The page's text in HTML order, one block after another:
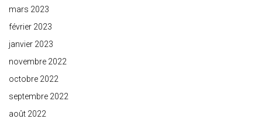
mars 2023
février 2023
janvier 2023
novembre 2022
octobre 2022
septembre 2022
août 2022